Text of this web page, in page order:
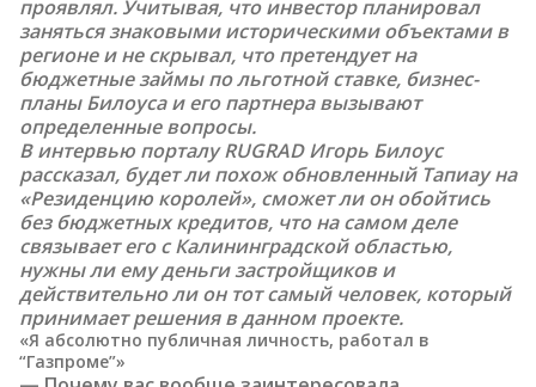
проявлял. Учитывая, что инвестор планировал
заняться знаковыми историческими объектами в
регионе и не скрывал, что претендует на
бюджетные займы по льготной ставке, бизнес-
планы Билоуса и его партнера вызывают
определенные вопросы.
В интервью порталу RUGRAD Игорь Билоус
рассказал, будет ли похож обновленный Тапиау на
«Резиденцию королей», сможет ли он обойтись
без бюджетных кредитов, что на самом деле
связывает его с Калининградской областью,
нужны ли ему деньги застройщиков и
действительно ли он тот самый человек, который
принимает решения в данном проекте.
«Я абсолютно публичная личность, работал в
“Газпроме”»